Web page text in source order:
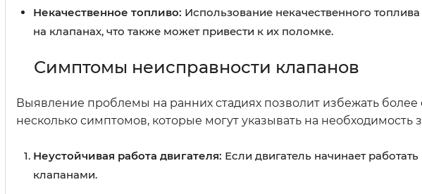
Некачественное топливо: Использование некачественного
на клапанах, что также может привести к их поломке.
Симптомы неисправности клапанов
Выявление проблемы на ранних стадиях позволит избежать
несколько симптомов, которые могут указывать на необходимость
Неустойчивая работа двигателя: Если двигатель начинает
клапанами.